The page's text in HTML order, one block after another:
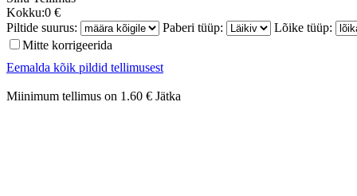
Kokku:0 €
Piltide suurus:
Paberi tüüp:
Lõike tüüp:
Mitte korrigeerida
Eemalda kõik pildid tellimusest
Miinimum tellimus on 1.60 € Jätka